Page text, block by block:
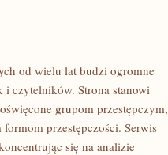
od wielu lat budzi ogromne
i czytelników. Strona stanowi
grupom przestępczym,
przestępczości. Serwis
się na analizie